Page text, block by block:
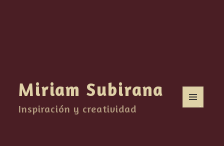
Miriam Subirana
Inspiración y creatividad